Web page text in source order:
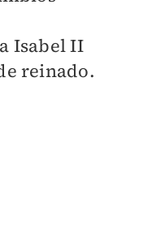
Isabel II
reinado.